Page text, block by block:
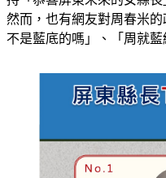
然而，也有網友對周春米
不是藍底的嗎」、「周就藍